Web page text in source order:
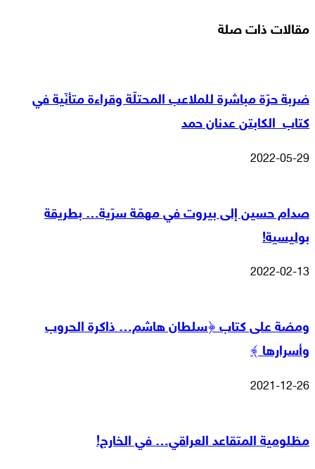
مقالات ذات صلة
ضربة حرّة مباشرة للملاعب المحتلّة وقراءة متأنّية في
كتاب الكابتن عدنان حمد
2022-05-29
صدام حسين إلى بيروت في مهمّة سرّية… بطريقة
بوليسية!
2022-02-13
ومضة على كتاب ﴿سلطان هاشم… ذاكرة الحروب
وأسرارها ﴾
2021-12-26
مظلومية المتقاعد العراقي… في الخارج!